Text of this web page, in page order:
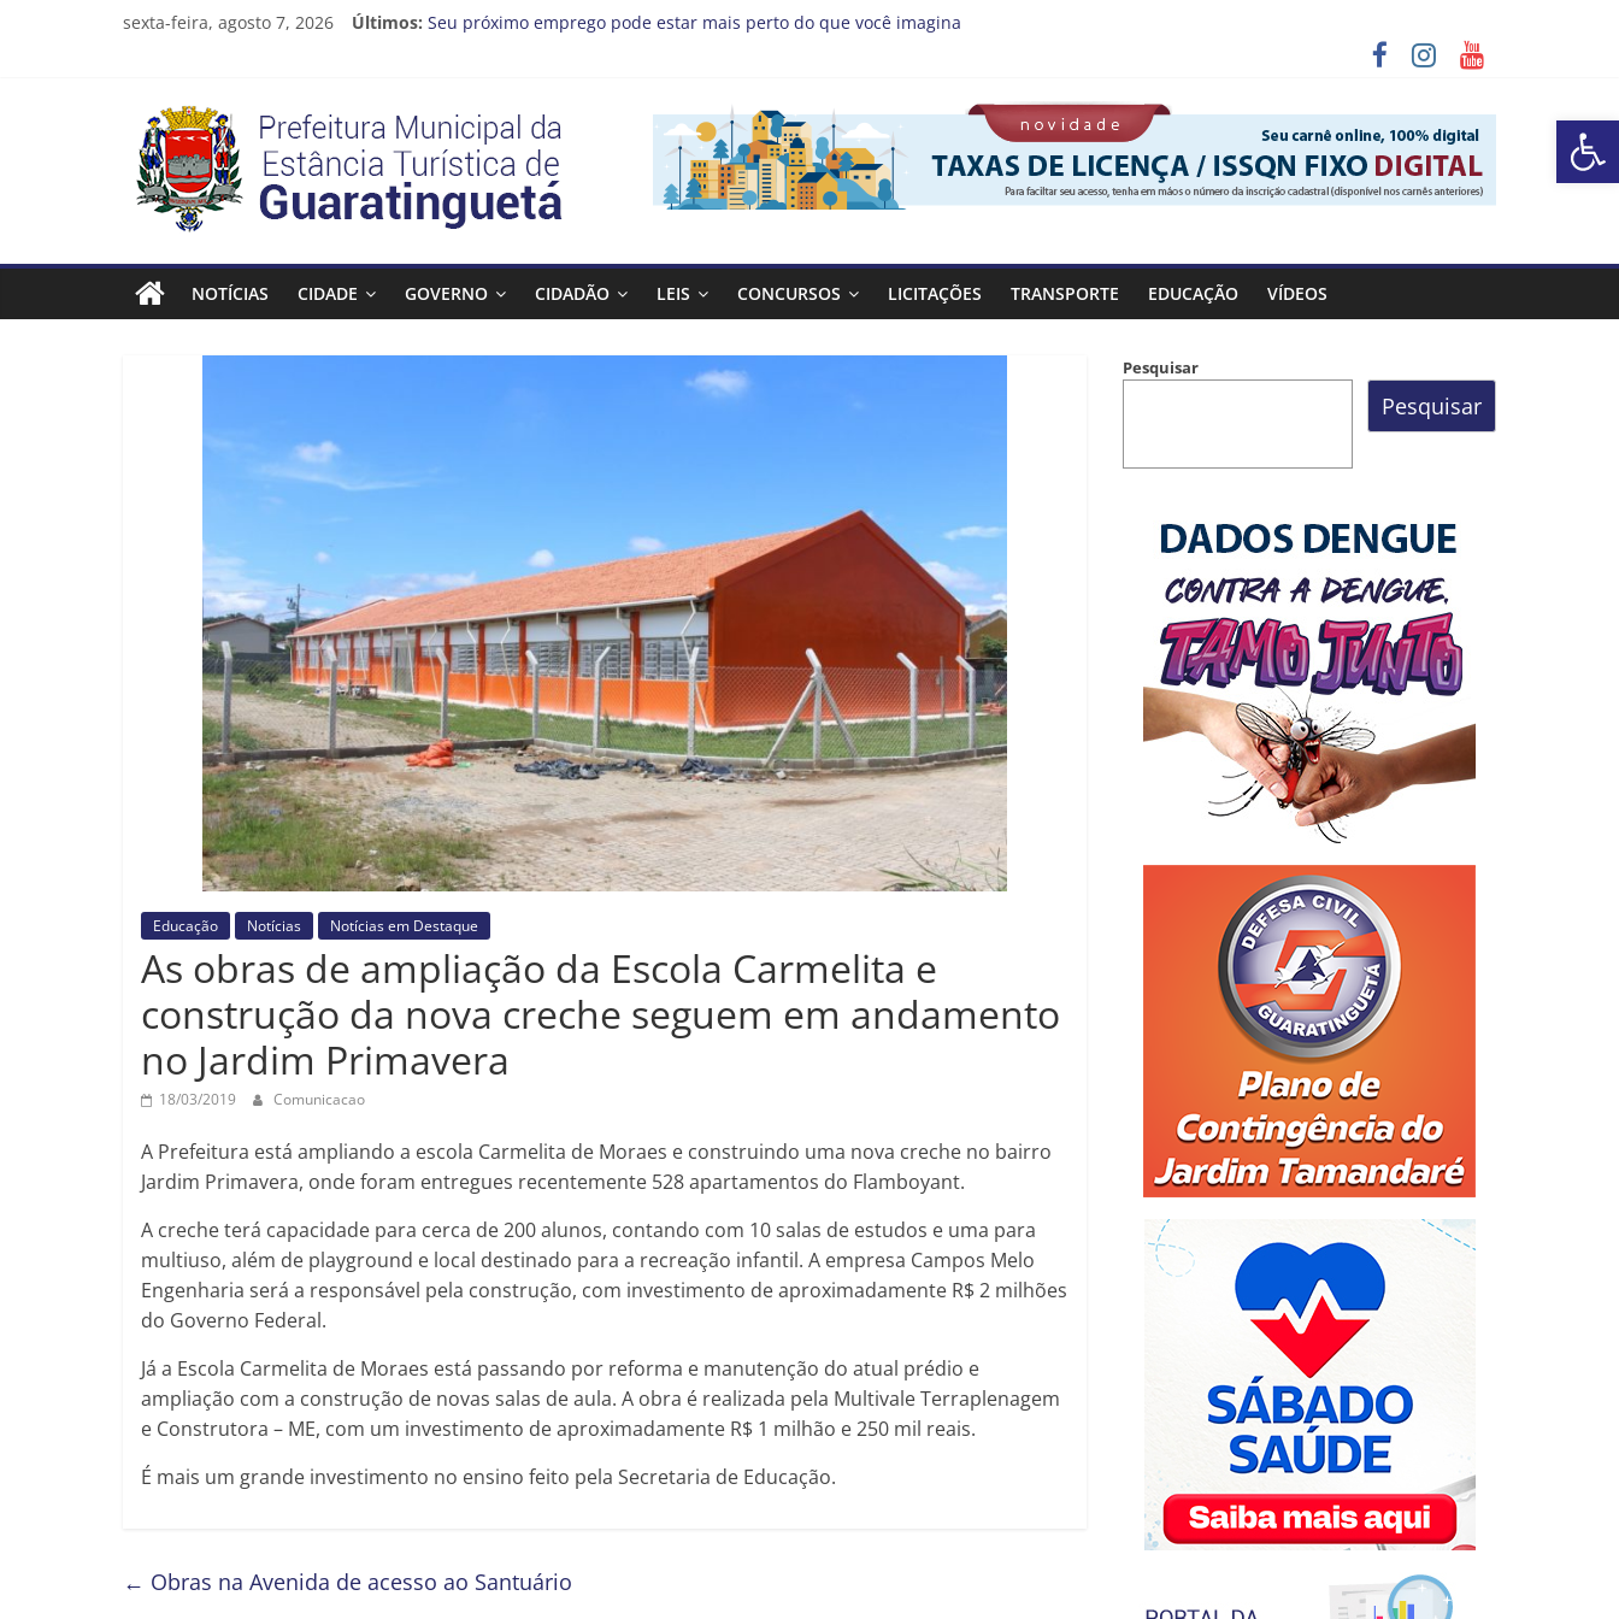
Barra de Ferramentas Aberta
sexta-feira, agosto 7, 2026 Últimos: Seu próximo emprego pode estar mais perto do que você imagina
A Operação Cata Bagulho atenderá o seguinte bairro neste sábado, (08)
Prefeitura de Guaratinguetá orienta população sobre previsão de ventos fortes e chuva entre os dias 6 e 8 de agosto
Prefeitura
Estância
Turística
Guaratinguetá
NOTÍCIAS CIDADE GOVERNO CIDADÃO LEIS CONCURSOS LICITAÇÕES TRANSPORTE EDUCAÇÃO VÍDEOS
Educação Notícias Notícias em Destaque
As obras de ampliação da Escola Carmelita e
construção da nova creche seguem em andamento
no Jardim Primavera
18/03/2019 Comunicacao
A Prefeitura está ampliando a escola Carmelita de Moraes e construindo uma nova creche no bairro
Jardim Primavera, onde foram entregues recentemente 528 apartamentos do Flamboyant.
A creche terá capacidade para cerca de 200 alunos, contando com 10 salas de estudos e uma para
multiuso, além de playground e local destinado para a recreação infantil. A empresa Campos Melo
Engenharia será a responsável pela construção, com investimento de aproximadamente R$ 2 milhões
do Governo Federal.
Já a Escola Carmelita de Moraes está passando por reforma e manutenção do atual prédio e
ampliação com a construção de novas salas de aula. A obra é realizada pela Multivale Terraplenagem
e Construtora – ME, com um investimento de aproximadamente R$ 1 milhão e 250 mil reais.
É mais um grande investimento no ensino feito pela Secretaria de Educação.
← Obras na Avenida de acesso ao Santuário
Pesquisar
Pesquisar